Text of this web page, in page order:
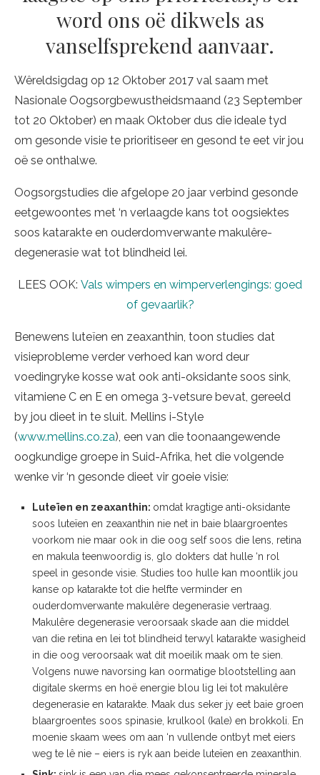
word ons oë dikwels as
vanselfsprekend aanvaar.
Wêreldsigdag op 12 Oktober 2017 val saam met
Nasionale Oogsorgbewustheidsmaand (23 September
tot 20 Oktober) en maak Oktober dus die ideale tyd
om gesonde visie te prioritiseer en gesond te eet vir jou
oë se onthalwe.
Oogsorgstudies die afgelope 20 jaar verbind gesonde
eetgewoontes met ‘n verlaagde kans tot oogsiektes
soos katarakte en ouderdomverwante makulêre-
degenerasie wat tot blindheid lei.
LEES OOK: Vals wimpers en wimperverlengings: goed
of gevaarlik?
Benewens luteïen en zeaxanthin, toon studies dat
visieprobleme verder verhoed kan word deur
voedingryke kosse wat ook anti-oksidante soos sink,
vitamiene C en E en omega 3-vetsure bevat, gereeld
by jou dieet in te sluit. Mellins i-Style
(www.mellins.co.za), een van die toonaangewende
oogkundige groepe in Suid-Afrika, het die volgende
wenke vir ‘n gesonde dieet vir goeie visie:
Luteïen en zeaxanthin: omdat kragtige anti-oksidante
soos luteïen en zeaxanthin nie net in baie blaargroentes
voorkom nie maar ook in die oog self soos die lens, retina
en makula teenwoordig is, glo dokters dat hulle ‘n rol
speel in gesonde visie. Studies too hulle kan moontlik jou
kanse op katarakte tot die helfte verminder en
ouderdomverwante makulêre degenerasie vertraag.
Makulêre degenerasie veroorsaak skade aan die middel
van die retina en lei tot blindheid terwyl katarakte wasigheid
in die oog veroorsaak wat dit moeilik maak om te sien.
Volgens nuwe navorsing kan oormatige blootstelling aan
digitale skerms en hoë energie blou lig lei tot makulêre
degenerasie en katarakte. Maak dus seker jy eet baie groen
blaargroentes soos spinasie, krulkool (kale) en brokkoli. En
moenie skaam wees om aan ‘n vullende ontbyt met eiers
weg te lê nie – eiers is ryk aan beide luteïen en zeaxanthin.